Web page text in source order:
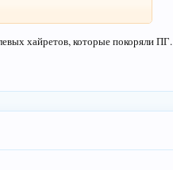
хайретов, которые покоряли ПГ.